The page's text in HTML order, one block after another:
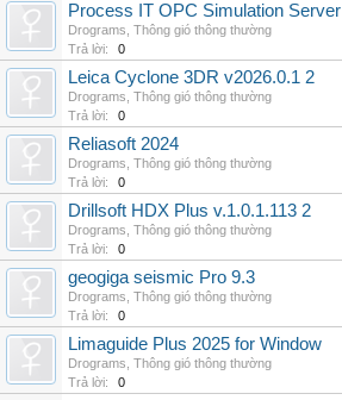
Process IT OPC Simulation Server
Drograms Thông gió thông thường
Trả lời:
0
Leica Cyclone 3DR v2026.0.1 2
Drograms Thông gió thông thường
Trả lời:
0
Reliasoft 2024
Drograms Thông gió thông thường
Trả lời:
0
Drillsoft HDX Plus v.1.0.1.113 2
Drograms Thông gió thông thường
Trả lời:
0
geogiga seismic Pro 9.3
Drograms Thông gió thông thường
Trả lời:
0
Limaguide Plus 2025 for Window
Drograms Thông gió thông thường
Trả lời:
0